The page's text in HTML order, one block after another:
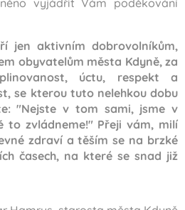
vyjádřit Vám poděkování
jen aktivním dobrovolníkům,
obyvatelům města Kdyně, za
úctu, respekt a
se kterou tuto nelehkou dobu
"Nejste v tom sami, jsme v
to zvládneme!" Přeji vám, milí
zdraví a těším se na brzké
časech, na které se snad již